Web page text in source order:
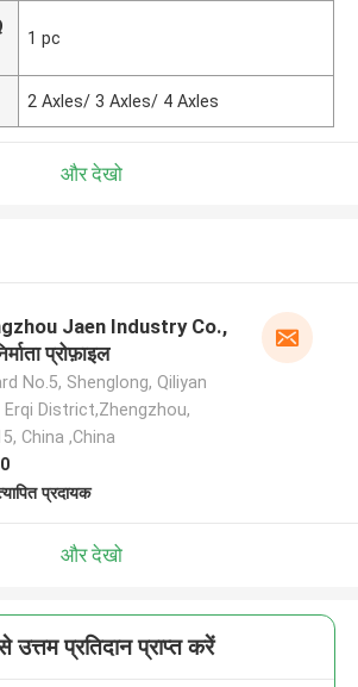
1 pc
2 Axles/ 3 Axles/ 4 Axles
और देखो
Jaen Industry Co.,
प्रोफ़ाइल
No.5, Shenglong, Qiliyan
Erqi District,Zhengzhou,
China ,China
प्रदायक
और देखो
उत्तम प्रतिदान प्राप्त करें